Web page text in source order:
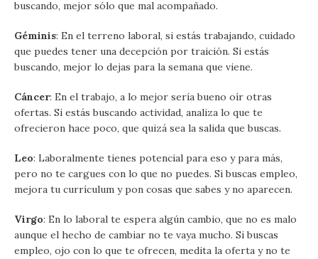
buscando, mejor sólo que mal acompañado.
Géminis: En el terreno laboral, si estás trabajando, cuidado
que puedes tener una decepción por traición. Si estás
buscando, mejor lo dejas para la semana que viene.
Cáncer: En el trabajo, a lo mejor sería bueno oír otras
ofertas. Si estás buscando actividad, analiza lo que te
ofrecieron hace poco, que quizá sea la salida que buscas.
Leo: Laboralmente tienes potencial para eso y para más,
pero no te cargues con lo que no puedes. Si buscas empleo,
mejora tu currículum y pon cosas que sabes y no aparecen.
Virgo: En lo laboral te espera algún cambio, que no es malo
aunque el hecho de cambiar no te vaya mucho. Si buscas
empleo, ojo con lo que te ofrecen, medita la oferta y no te